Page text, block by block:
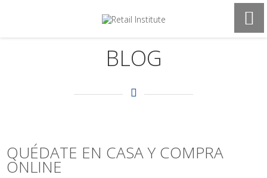
BLOG
QUÉDATE EN CASA Y COMPRA
ONLINE